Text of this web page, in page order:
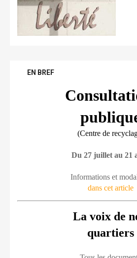
EN BREF
(Centre de
Du 27 juillet au 21
Informations et
dans cet article
La voix de
quartiers